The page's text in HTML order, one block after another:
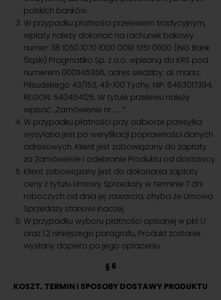
polskich banków.
W przypadku płatności przelewem tradycyjnym,
wpłaty należy dokonać na rachunek bakowy
numer: 38 1050 1070 1000 0091 5151 0600 (ING Bank
Śląski) Pragmatiko Sp. z o.o. wpisaną do KRS pod
numerem 0001145356, adres siedziby: al. marsz.
Piłsudskiego 43/153, 43-100 Tychy, NIP: 6463017394,
REGON: 540454125. W tytule przelewu należy
wpisać „Zamówienie nr……..”.
W przypadku płatności przy odbiorze przesyłka
wysyłana jest po weryfikacji poprawności danych
adresowych. Klient jest zobowiązany do zapłaty
za Zamówienie i odebranie Produktu od dostawcy.
Klient zobowiązany jest do dokonania zapłaty
ceny z tytułu Umowy Sprzedaży w terminie 7 dni
roboczych od dnia jej zawarcia, chyba że Umowa
Sprzedaży stanowi inaczej.
W przypadku wyboru płatności opisanej w pkt 1.1
oraz 1.2 niniejszego paragrafu, Produkt zostanie
wysłany dopiero po jego opłaceniu.
§ 6
KOSZT, TERMIN I SPOSOBY DOSTAWY PRODUKTU